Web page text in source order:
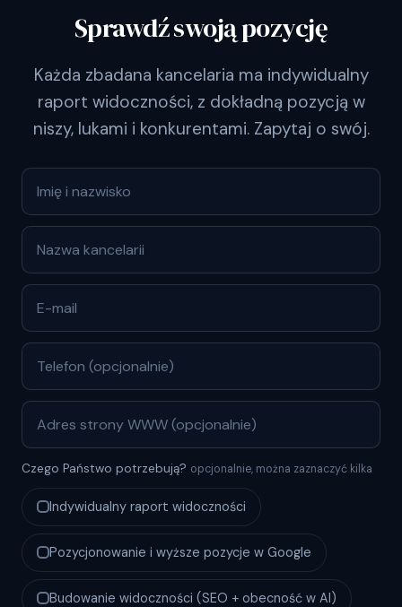
Sprawdź swoją pozycję
Każda zbadana kancelaria ma indywidualny
raport widoczności, z dokładną pozycją w
niszy, lukami i konkurentami. Zapytaj o swój.
Czego Państwo potrzebują? opcjonalnie, można zaznaczyć kilka
Indywidualny raport widoczności
Pozycjonowanie i wyższe pozycje w Google
Budowanie widoczności (SEO + obecność w AI)